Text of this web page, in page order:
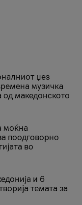
џез
музичка
македонското
моќна
поодговорно
во
и 6
темата за